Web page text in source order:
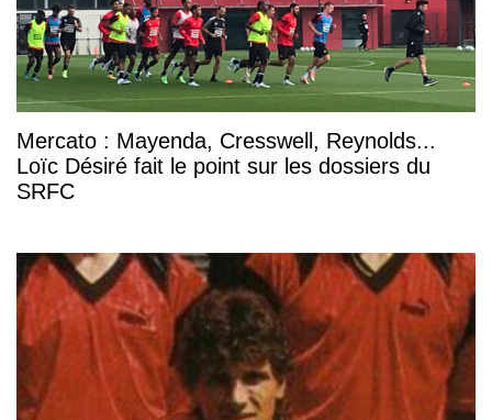
Mercato : Mayenda, Cresswell, Reynolds...
Loïc Désiré fait le point sur les dossiers du
SRFC